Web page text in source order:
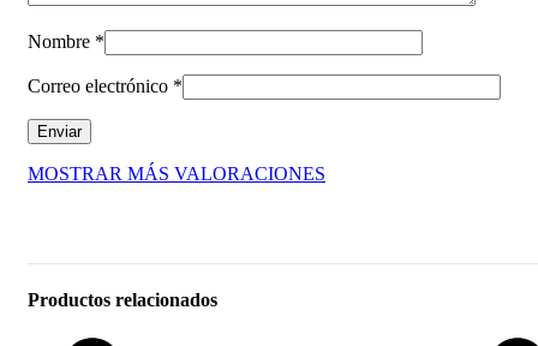
Nombre *
Correo electrónico *
MOSTRAR MÁS VALORACIONES
Productos relacionados